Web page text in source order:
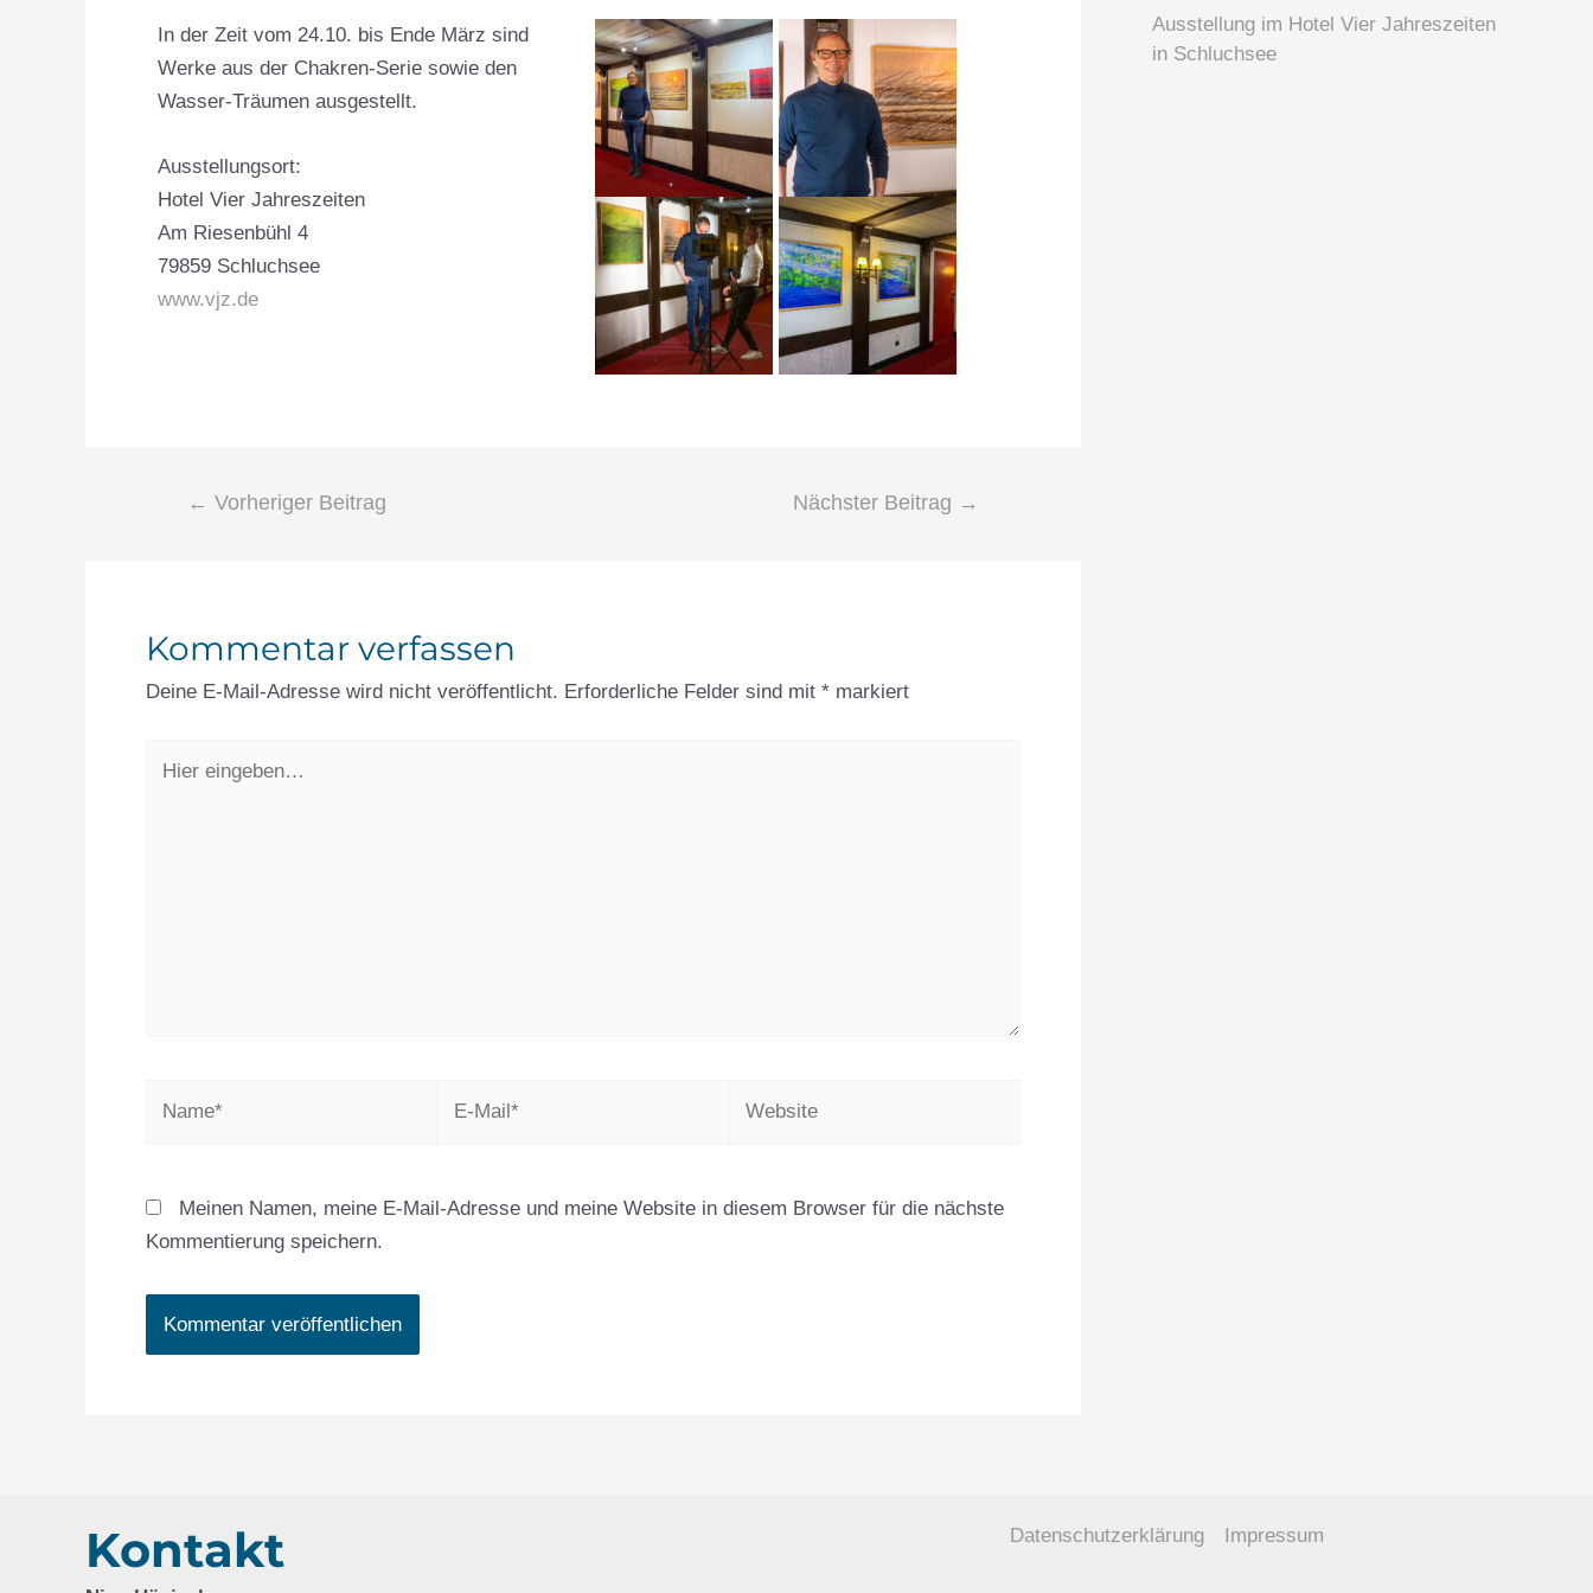
In der Zeit vom 24.10. bis Ende März sind
Werke aus der Chakren-Serie sowie den
Wasser-Träumen ausgestellt.
Ausstellungsort:
Hotel Vier Jahreszeiten
Am Riesenbühl 4
79859 Schluchsee
www.vjz.de
← Vorheriger Beitrag Nächster Beitrag →
Kommentar verfassen
Deine E-Mail-Adresse wird nicht veröffentlicht. Erforderliche Felder sind mit * markiert
eingeben…
Meinen Namen, meine E-Mail-Adresse und meine Website in diesem Browser für die nächste
Kommentierung speichern.
Ausstellung im Hotel Vier Jahreszeiten
in Schluchsee
Kontakt Datenschutzerklärung Impressum